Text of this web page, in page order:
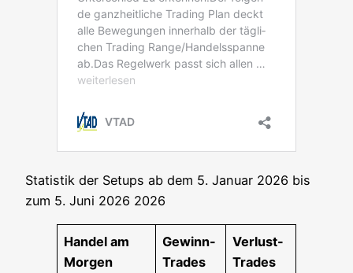
Sta­tis­tik der Set­ups ab dem 5. Janu­ar 2026 bis
zum 5. Juni 2026 2026
Han­del am
Morgen
Gewinn-
Trades
Ver­lust-
Trades